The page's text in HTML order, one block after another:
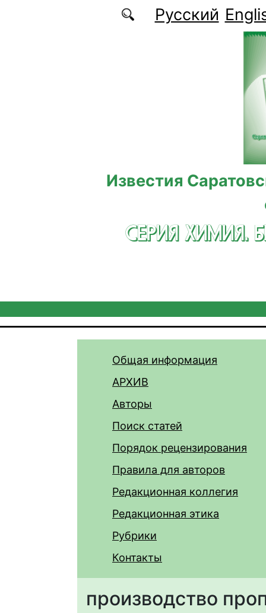
Перейти к основному содержаниюРусский
Известия
СЕРИЯ ХИМИЯ.
Общая информация
АРХИВ
Авторы
Поиск статей
Порядок рецензирования
Правила для авторов
Редакционная коллегия
Редакционная этика
Рубрики
Контакты
производство